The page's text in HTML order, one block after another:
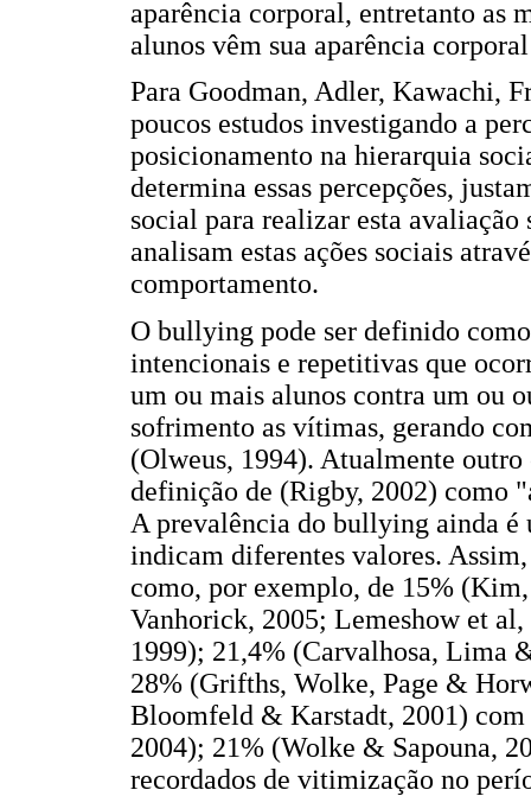
aparência corporal, entretanto as
alunos vêm sua aparência
Para Goodman, Adler, Kawachi,
poucos estudos investigando a
posicionamento na hierarquia
determina essas percepções,
social para realizar esta
analisam estas ações sociais
comportamento.
O bullying pode ser definido
intencionais e repetitivas que
um ou mais alunos contra um ou
sofrimento as vítimas, gerando
(Olweus, 1994). Atualmente
definição de (Rigby, 2002) como
A prevalência do bullying ainda é
indicam diferentes valores.
como, por exemplo, de 15%
Vanhorick, 2005; Lemeshow et
1999); 21,4% (Carvalhosa, Lima
28% (Grifths, Wolke, Page &
Bloomfeld & Karstadt, 2001) com
2004); 21% (Wolke & Sapouna,
recordados de vitimização no